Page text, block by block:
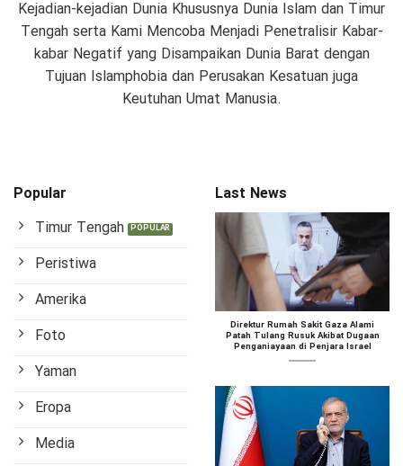
Kejadian-kejadian Dunia Khususnya Dunia Islam dan Timur
Tengah serta Kami Mencoba Menjadi Penetralisir Kabar-
kabar Negatif yang Disampaikan Dunia Barat dengan
Tujuan Islamphobia dan Perusakan Kesatuan juga
Keutuhan Umat Manusia.
Popular
Timur Tengah
Peristiwa
Amerika
Foto
Yaman
Eropa
Media
Last News
Direktur Rumah Sakit Gaza Alami
Patah Tulang Rusuk Akibat Dugaan
Penganiayaan di Penjara Israel